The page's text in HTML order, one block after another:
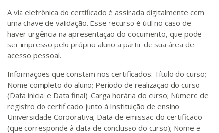
A via eletrônica do certificado é assinada digitalmente com
uma chave de validação. Esse recurso é útil no caso de
haver urgência na apresentação do documento, que pode
ser impresso pelo próprio aluno a partir de sua área de
acesso pessoal.
Informações que constam nos certificados: Título do curso;
Nome completo do aluno; Período de realização do curso
(Data inicial e Data final); Carga horária do curso; Número de
registro do certificado junto à Instituição de ensino
Universidade Corporativa; Data de emissão do certificado
(que corresponde à data de conclusão do curso); Nome e